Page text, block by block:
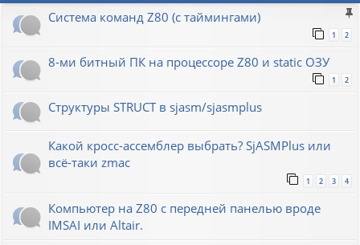
Система команд Z80 (с таймингами)
1 2
8-ми битный ПК на процессоре Z80 и static ОЗУ
1 2
Структуры STRUCT в sjasm/sjasmplus
Какой кросс-ассемблер выбрать? SjASMPlus или
всё-таки zmac
1 2 3 4
Компьютер на Z80 с передней панелью вроде
IMSAI или Altair.